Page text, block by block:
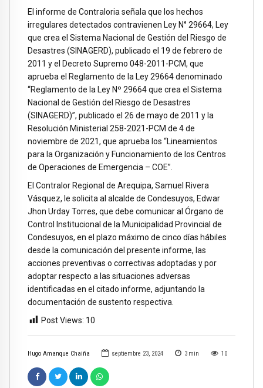
Hugo Amanque Chaiña septiembre 23, 2024 3 min 10
El informe de Contraloria señala que los hechos
irregulares detectados contravienen Ley N° 29664, Ley
que crea el Sistema Nacional de Gestión del Riesgo de
Desastres (SINAGERD), publicado el 19 de febrero de
2011 y el Decreto Supremo 048-2011-PCM, que
aprueba el Reglamento de la Ley 29664 denominado
“Reglamento de la Ley Nº 29664 que crea el Sistema
Nacional de Gestión del Riesgo de Desastres
(SINAGERD)”, publicado el 26 de mayo de 2011 y la
Resolución Ministerial 258-2021-PCM de 4 de
noviembre de 2021, que aprueba los “Lineamientos
para la Organización y Funcionamiento de los Centros
de Operaciones de Emergencia – COE”.
El Contralor Regional de Arequipa, Samuel Rivera
Vásquez, le solicita al alcalde de Condesuyos, Edwar
Jhon Urday Torres, que debe comunicar al Órgano de
Control Institucional de la Municipalidad Provincial de
Condesuyos, en el plazo máximo de cinco días hábiles
desde la comunicación del presente informe, las
acciones preventivas o correctivas adoptadas y por
adoptar respecto a las situaciones adversas
identificadas en el citado informe, adjuntando la
documentación de sustento respectiva.
Post Views: 10